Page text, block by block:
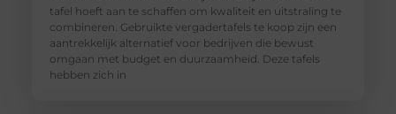
tafel hoeft aan te schaffen om kwaliteit en uitstraling te
combineren. Gebruikte vergadertafels te koop zijn een
aantrekkelijk alternatief voor bedrijven die bewust
omgaan met budget en duurzaamheid. Deze tafels
hebben zich in